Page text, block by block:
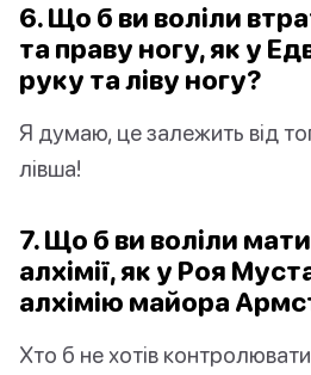
6. Що б ви воліли
та праву ногу, як у
руку та ліву ногу?
Я думаю, це залежить від
лівша!
7. Що б ви воліли
алхімії, як у Роя
алхімію майора
Хто б не хотів